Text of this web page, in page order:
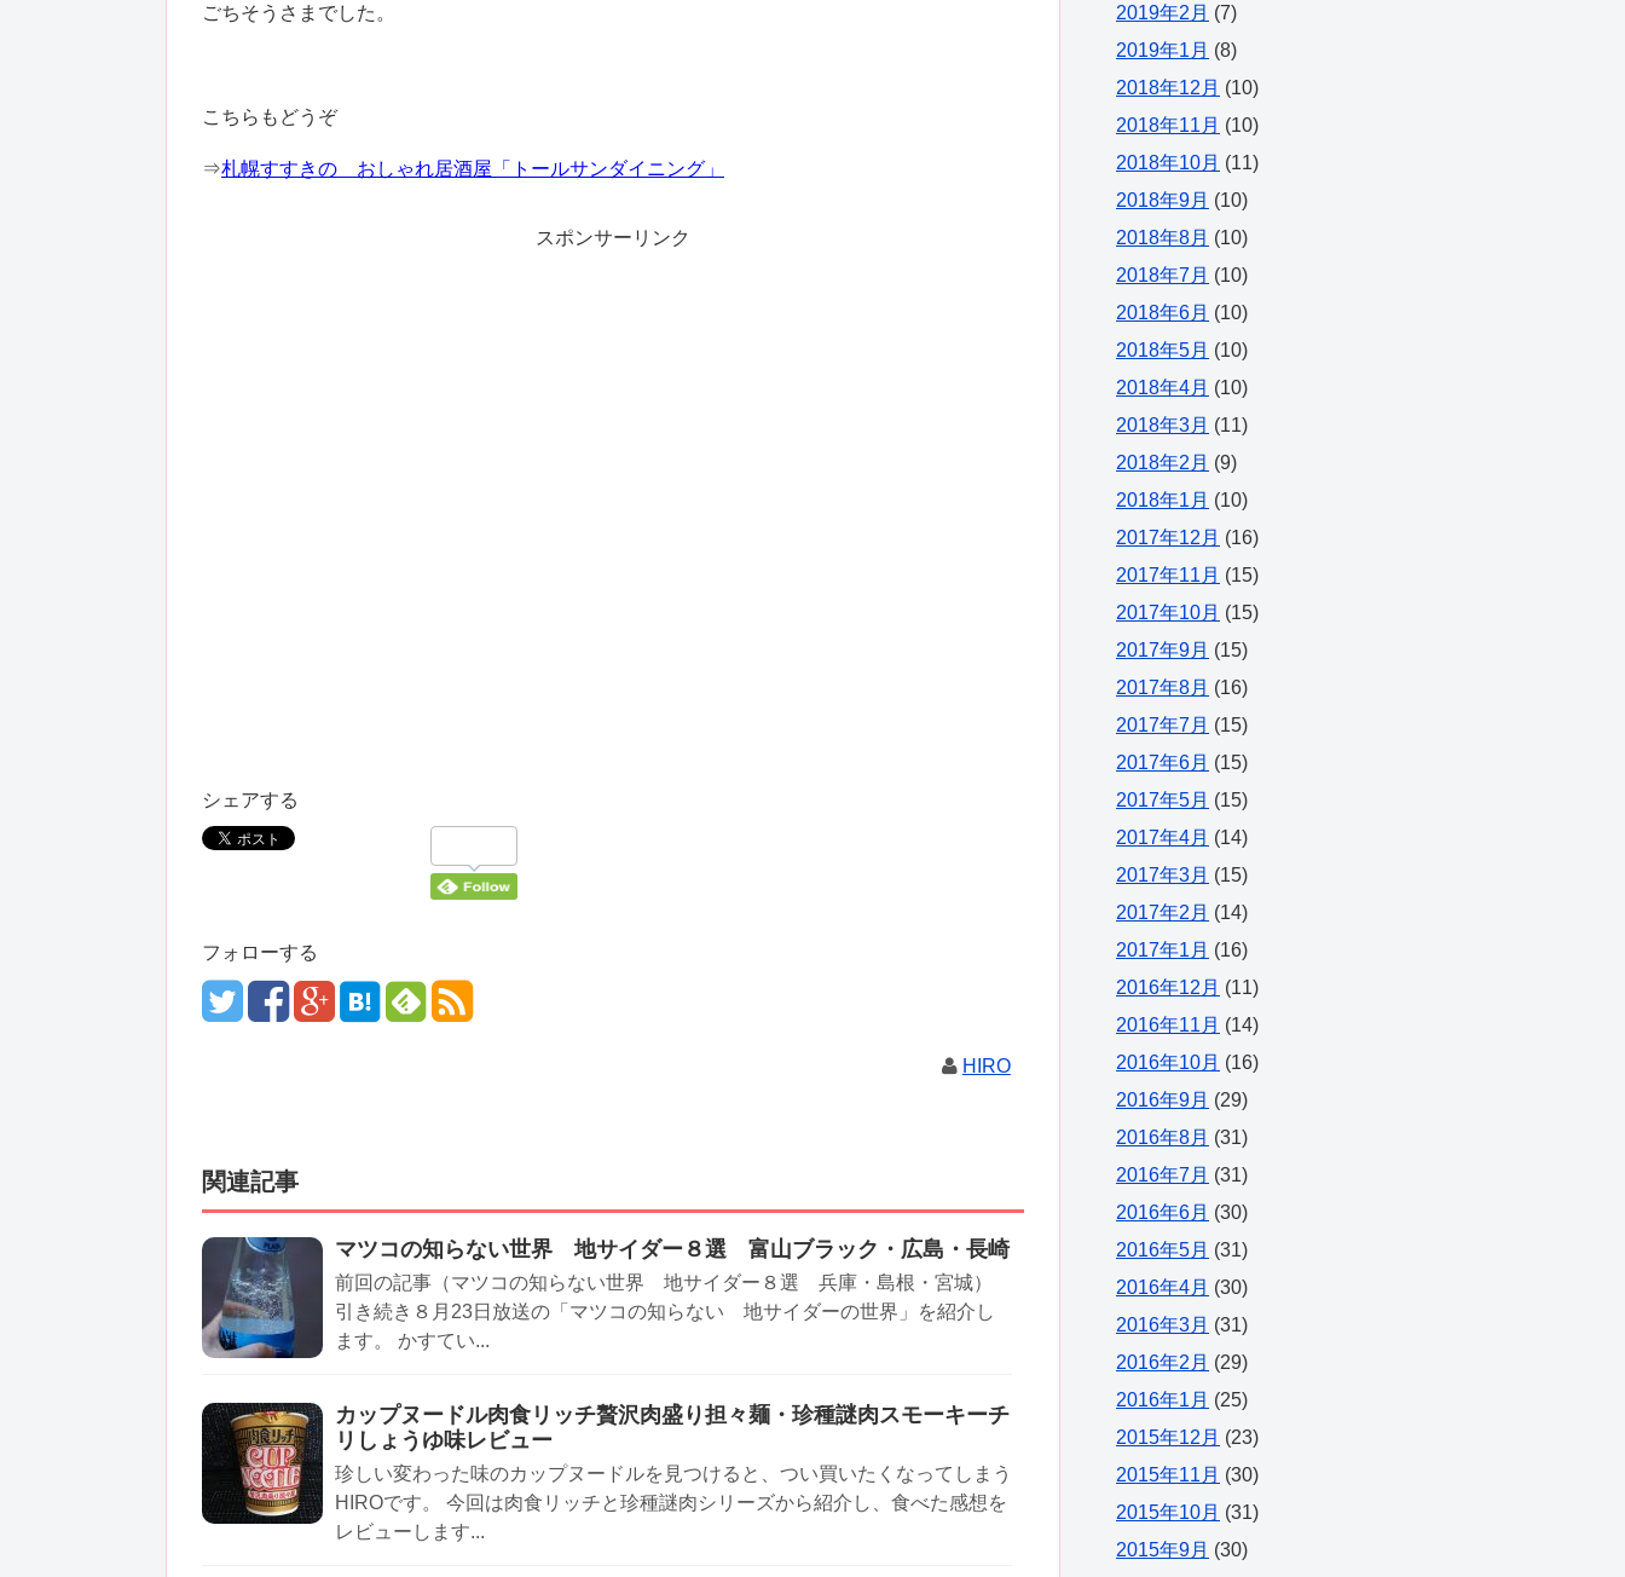
ごちそうさまでした。
こちらもどうぞ
⇒札幌すすきの おしゃれ居酒屋「トールサンダイニング」
スポンサーリンク
シェアする
フォローする
HIRO
関連記事
マツコの知らない世界 地サイダー８選 富山ブラック・広島・長崎
前回の記事（マツコの知らない世界 地サイダー８選 兵庫・島根・宮城）
引き続き８月23日放送の「マツコの知らない 地サイダーの世界」を紹介し
ます。 かすてい...
カップヌードル肉食リッチ贅沢肉盛り担々麺・珍種謎肉スモーキーチ
リしょうゆ味レビュー
珍しい変わった味のカップヌードルを見つけると、つい買いたくなってしまう
HIROです。 今回は肉食リッチと珍種謎肉シリーズから紹介し、食べた感想を
レビューします...
2019年2月 (7)
2019年1月 (8)
2018年12月 (10)
2018年11月 (10)
2018年10月 (11)
2018年9月 (10)
2018年8月 (10)
2018年7月 (10)
2018年6月 (10)
2018年5月 (10)
2018年4月 (10)
2018年3月 (11)
2018年2月 (9)
2018年1月 (10)
2017年12月 (16)
2017年11月 (15)
2017年10月 (15)
2017年9月 (15)
2017年8月 (16)
2017年7月 (15)
2017年6月 (15)
2017年5月 (15)
2017年4月 (14)
2017年3月 (15)
2017年2月 (14)
2017年1月 (16)
2016年12月 (11)
2016年11月 (14)
2016年10月 (16)
2016年9月 (29)
2016年8月 (31)
2016年7月 (31)
2016年6月 (30)
2016年5月 (31)
2016年4月 (30)
2016年3月 (31)
2016年2月 (29)
2016年1月 (25)
2015年12月 (23)
2015年11月 (30)
2015年10月 (31)
2015年9月 (30)